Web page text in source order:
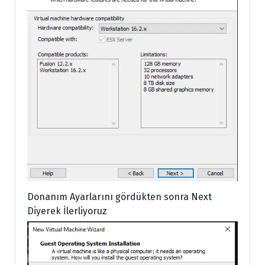
Donanım Ayarlarını gördükten sonra Next
Diyerek İlerliyoruz